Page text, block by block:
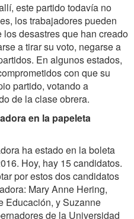
este partido todavía no
los trabajadores pueden
desastres que han creado
a tirar su voto, negarse a
En algunos estados,
con que su
partido, votando a
de la clase obrera.
en la papeleta
ha estado en la boleta
Hoy, hay 15 candidatos.
por estos dos candidatos
Mary Anne Hering,
Educación, y Suzanne
de la Universidad